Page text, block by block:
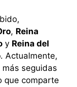
, Reina
y Reina del
. Actualmente,
seguidas
que comparte